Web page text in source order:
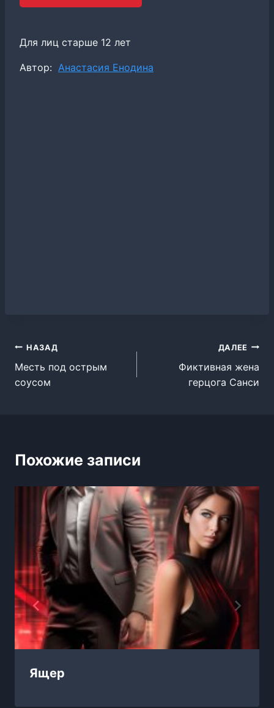
Для лиц старше 12 лет
Метки
Автор: Анастасия Енодина
Навигация
по
НАЗАД
Месть под острым
соусом
ДАЛЕЕ
Фиктивная жена
герцога Санси
Похожие записи
Ящер